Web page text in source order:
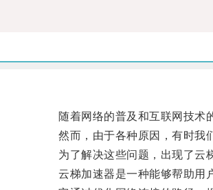
随着网络的普及和互联网技术的
然而，由于各种原因，有时我们
为了解决这些问题，出现了云梯
云梯加速器是一种能够帮助用户